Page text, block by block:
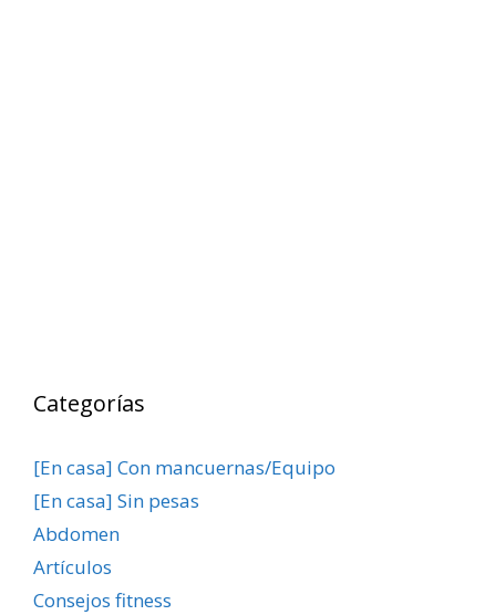
Categorías
[En casa] Con mancuernas/Equipo
[En casa] Sin pesas
Abdomen
Artículos
Consejos fitness